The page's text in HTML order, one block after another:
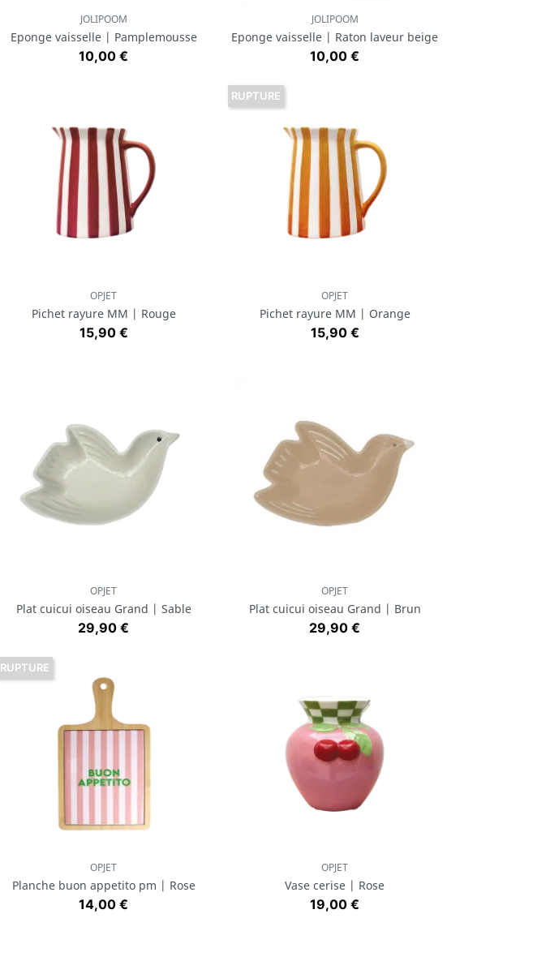
Aperçu rapide
JOLIPOOM
Eponge vaisselle | Pamplemousse
Prix
10,00 €
Aperçu rapide
JOLIPOOM
Eponge vaisselle | Raton laveur beige
Prix
10,00 €
Aperçu rapide
OPJET
Pichet rayure MM | Rouge
Prix
15,90 €
Aperçu rapide
OPJET
Pichet rayure MM | Orange
Prix
15,90 €
RUPTURE
Aperçu rapide
OPJET
Plat cuicui oiseau Grand | Sable
Prix
29,90 €
Aperçu rapide
OPJET
Plat cuicui oiseau Grand | Brun
Prix
29,90 €
Aperçu rapide
OPJET
Planche buon appetito pm | Rose
Prix
14,00 €
RUPTURE
Aperçu rapide
OPJET
Vase cerise | Rose
Prix
19,00 €